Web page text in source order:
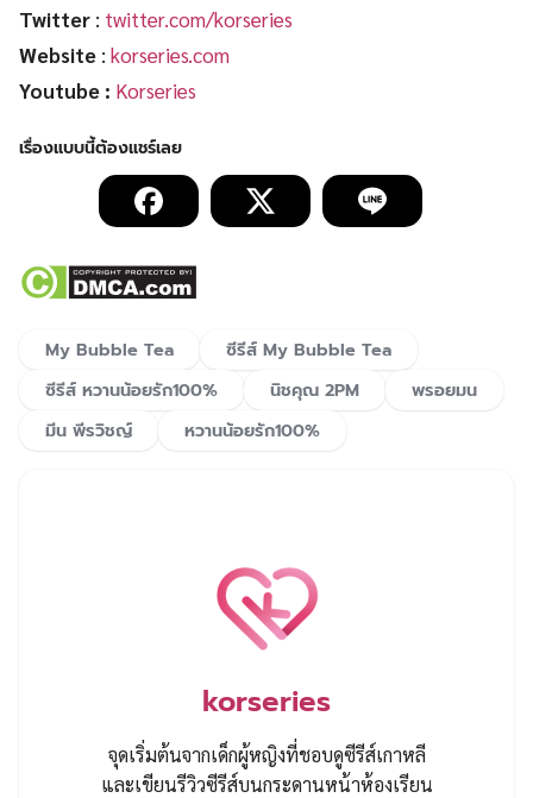
Twitter : twitter.com/korseries
Website : korseries.com
Youtube : Korseries
My Bubble Tea
ซีรีส์ My Bubble Tea
ซีรีส์ หวานน้อยรัก100%
นิชคุณ 2PM
พรอยมน
มีน พีรวิชญ์
หวานน้อยรัก100%
korseries
จุดเริ่มต้นจากเด็กผู้หญิงที่ชอบดูซีรีส์เกาหลี
และเขียนรีวิวซีรีส์บนกระดานหน้าห้องเรียน